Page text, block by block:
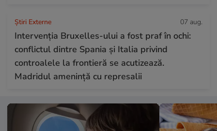
Știri Externe 07 aug.
Intervenția Bruxelles-ului a fost praf în ochi:
conflictul dintre Spania și Italia privind
controalele la frontieră se acutizează.
Madridul amenință cu represalii